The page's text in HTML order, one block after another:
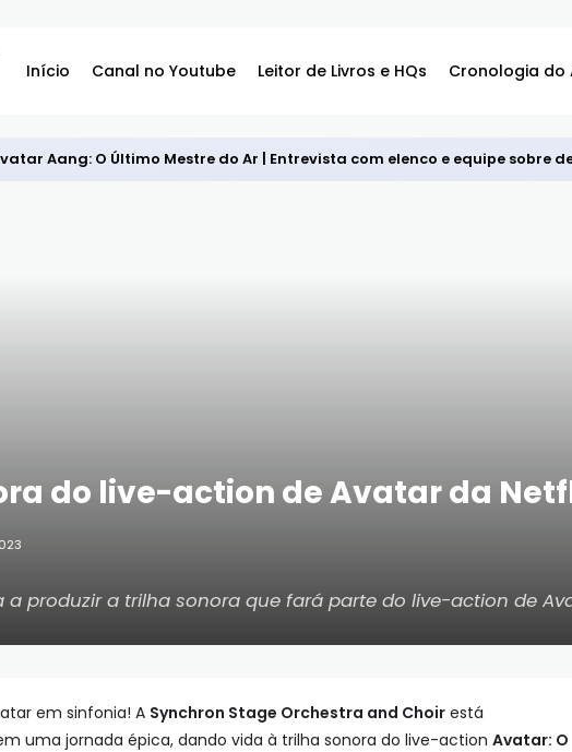
Início Canal no Youtube Leitor de Livros e HQs Cronologia do
Aang: O Último Mestre do Ar | Entrevista com elenco e equipe sobre
do live-action de Avatar da
a produzir a trilha sonora que fará parte do live-action de
em sinfonia! A Synchron Stage Orchestra and Choir está
uma jornada épica, dando vida à trilha sonora do live-action Avatar: O